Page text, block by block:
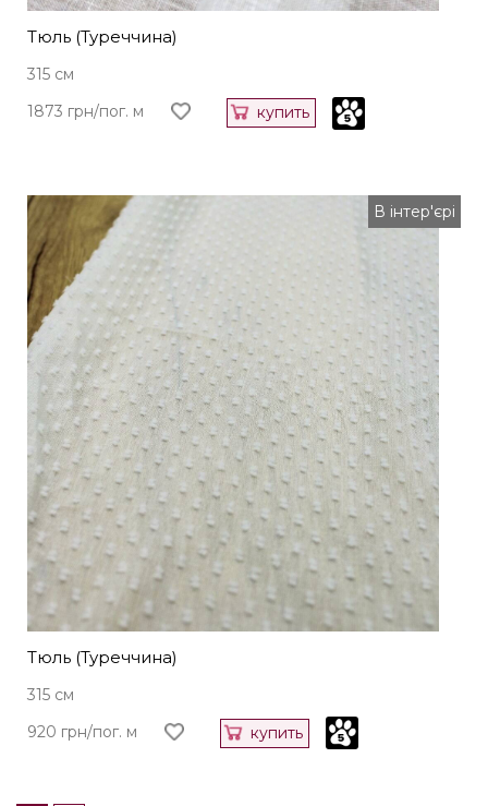
Тюль (Туреччина)
315 см
1873 грн/пог. м
купить
В інтер'єрі
Тюль (Туреччина)
315 см
920 грн/пог. м
купить